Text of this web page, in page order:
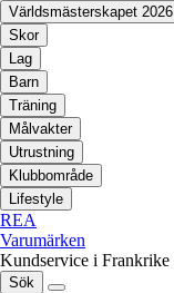
Världsmästerskapet 2026
Skor
Lag
Barn
Träning
Målvakter
Utrustning
Klubbområde
Lifestyle
REA
Varumärken
Kundservice i Frankrike
Sök